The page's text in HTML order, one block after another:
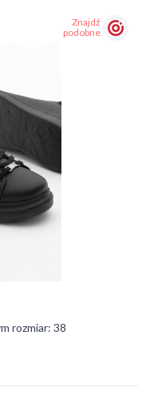
Znajdź
podobne
rozmiar: 38